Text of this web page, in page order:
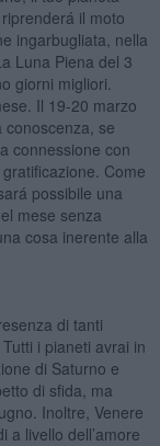
il moto
ingarbugliata, nella
Luna Piena del 3
giorni migliori.
Il 19-20 marzo
se
connessione con
Come
possibile una
mese senza
cosa inerente alla
di tanti
i pianeti avrai in
di Saturno e
di sfida, ma
Inoltre, Venere
a livello dell’amore